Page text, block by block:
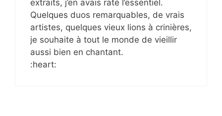
extraits, j’en avais raté l’essentiel.
Quelques duos remarquables, de vrais
artistes, quelques vieux lions à crinières,
je souhaite à tout le monde de vieillir
aussi bien en chantant.
:heart: